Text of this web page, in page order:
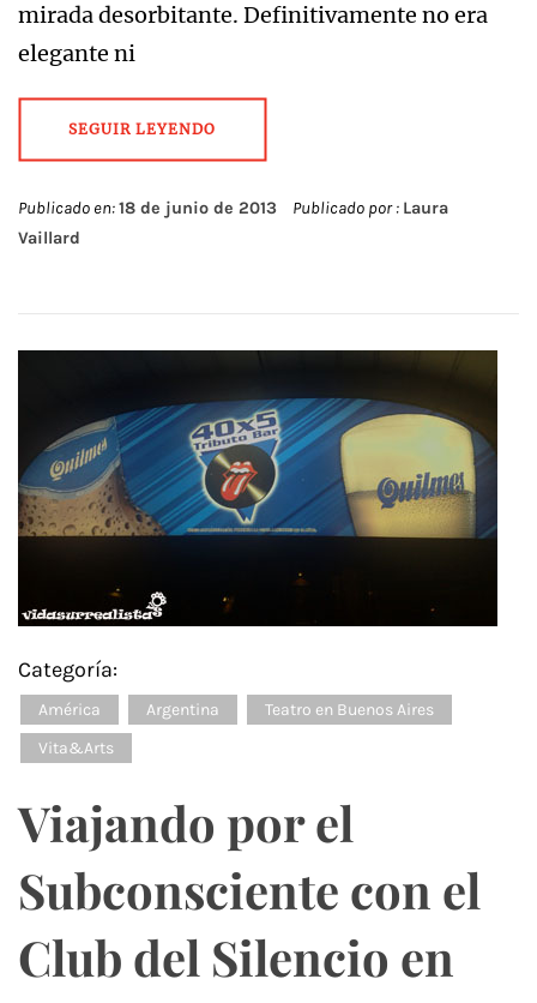
mirada desorbitante. Definitivamente no era
elegante ni
SEGUIR LEYENDO
Publicado en:18 de junio de 2013 Publicado por : Laura
Vaillard
Categoría:
América Argentina
Teatro en Buenos Aires
Vita&Arts
Viajando por el
Subconsciente con el
Club del Silencio en